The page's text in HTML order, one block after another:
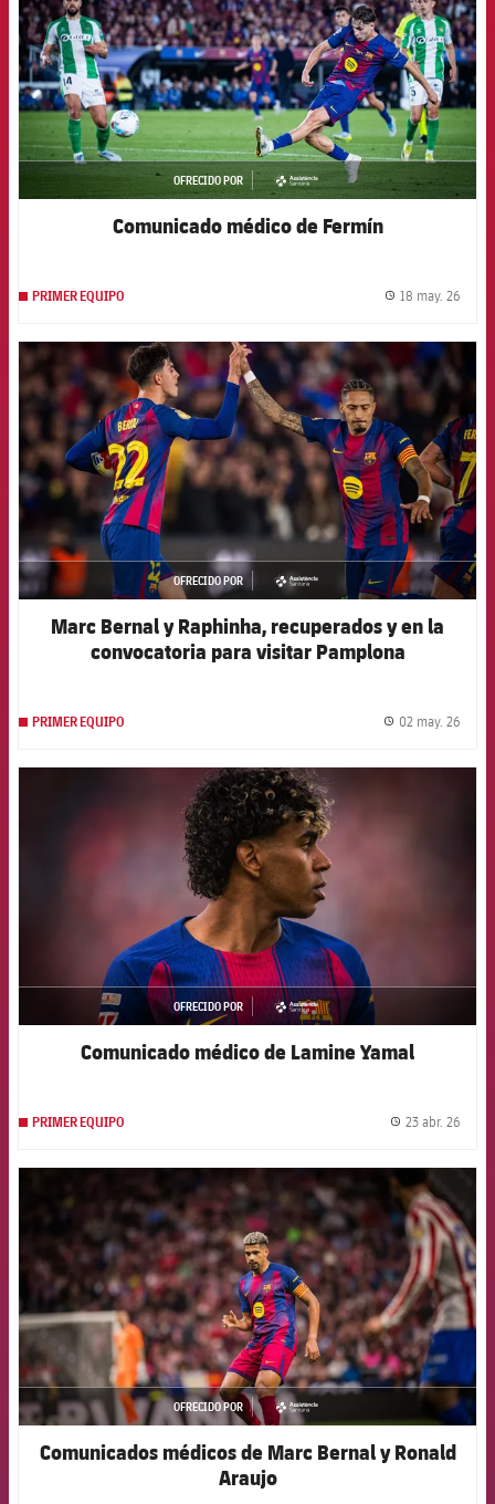
OFRECIDO POR
asistencia
Comunicado médico de Fermín
PRIMER EQUIPO 18 may. 26
FCB Barcelona badge
OFRECIDO POR
asistencia
Marc Bernal y Raphinha, recuperados y en la
convocatoria para visitar Pamplona
PRIMER EQUIPO 02 may. 26
FCB Barcelona badge
OFRECIDO POR
asistencia
Comunicado médico de Lamine Yamal
PRIMER EQUIPO 23 abr. 26
FCB Barcelona badge
OFRECIDO POR
asistencia
Comunicados médicos de Marc Bernal y Ronald
Araujo